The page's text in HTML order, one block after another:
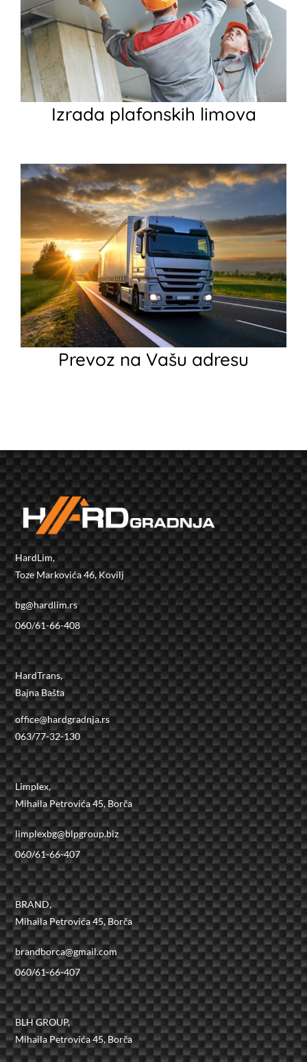
Izrada plafonskih limova
Prevoz na Vašu adresu
HardLim,
Toze Markovića 46, Kovilj
bg@hardlim.rs
060/61-66-408
HardTrans,
Bajna Bašta
office@hardgradnja.rs
063/77-32-130
Limplex,
Mihaila Petrovića 45, Borča
limplexbg@blpgroup.biz
060/61-66-407
BRAND,
Mihaila Petrovića 45, Borča
brandborca@gmail.com
060/61-66-407
BLH GROUP,
Mihaila Petrovića 45, Borča